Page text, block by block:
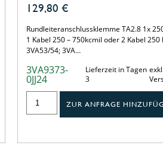
129,80 €
Rundleiteranschlussklemme TA2.8 1x
1 Kabel 250 – 750kcmil oder 2 Kabel
3VA53/54; 3VA…
3VA9373-
0JJ24
Lieferzeit in Tagen
3
ZUR ANFRAGE